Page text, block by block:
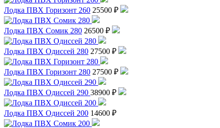
Лодка ПВХ Горизонт 260 25500 ₽
Лодка ПВХ Сомик 280 26500 ₽
Лодка ПВХ Одиссей 280 27500 ₽
Лодка ПВХ Горизонт 280 27500 ₽
Лодка ПВХ Одиссей 290 38900 ₽
Лодка ПВХ Одиссей 200 14600 ₽